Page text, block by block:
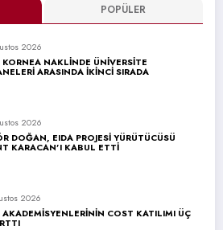
POPÜLER
2026
NAKLİNDE ÜNİVERSİTE
ARASINDA İKİNCİ SIRADA
2026
DOĞAN, EIDA PROJESİ YÜRÜTÜCÜSÜ
KARACAN’I KABUL ETTİ
2026
COST KATILIMI ÜÇ